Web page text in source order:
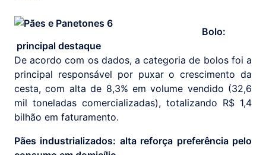
Bolo:
principal destaque
De acordo com os dados, a categoria de bolos foi a
principal responsável por puxar o crescimento da
cesta, com alta de 8,3% em volume vendido (32,6
mil toneladas comercializadas), totalizando R$ 1,4
bilhão em faturamento.
Pães industrializados: alta reforça preferência pelo